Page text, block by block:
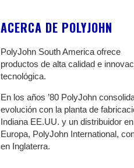
ACERCA DE POLYJOHN
PolyJohn South America ofrece
productos de alta calidad e
tecnológica.
En los años ’80 PolyJohn
evolución con la planta de
Indiana EE.UU. y un distribuidor en
Europa, PolyJohn International,
en Inglaterra.